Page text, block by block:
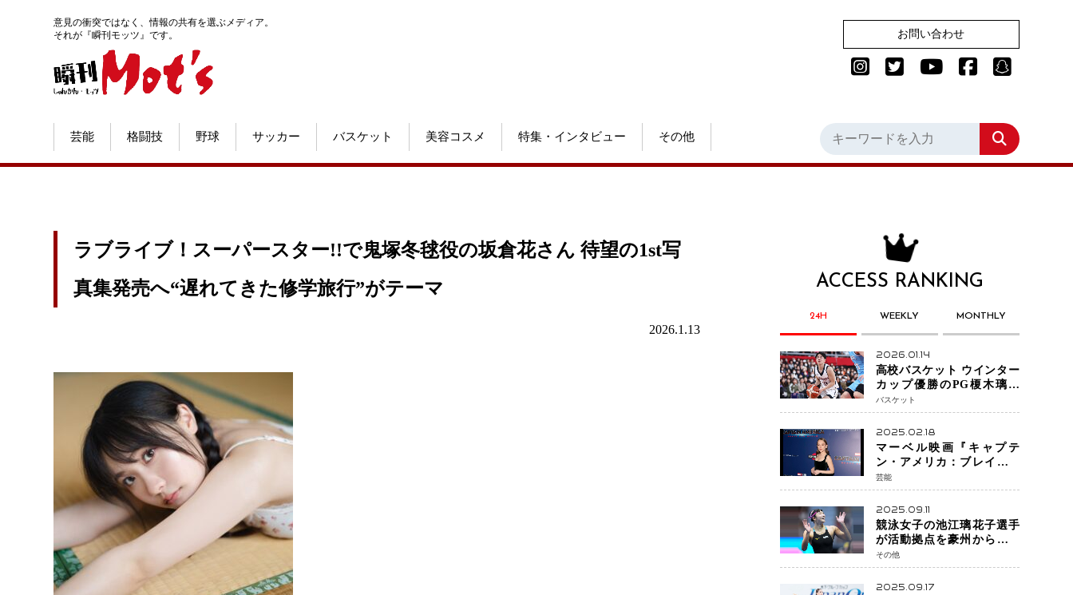
意見の衝突ではなく、情報の共有を選ぶメディア。
それが『瞬刊モッツ』です。
お問い合わせ
芸能 格闘技 野球 サッカー バスケット 美容コスメ 特集・インタビュー その他
ラブライブ！スーパースター!!で鬼塚冬毬役の坂倉花さん 待望の1st写
真集発売へ“遅れてきた修学旅行”がテーマ
2026.1.13
ACCESS RANKING
24H WEEKLY MONTHLY
2026.01.14
高校バスケット ウインター
カップ優勝のPG榎木璃旺
（えのき・りお）がプロの
現場へ―。
バスケット
2025.02.18
マーベル映画『キャプテ
ン・アメリカ：ブレイブ・
ニュー・ワールド』 新ブラ
ック・ウィドウ役のシラ・
ハースとは！？
芸能
2025.09.11
競泳女子の池江璃花子選手
が活動拠点を豪州から日本
へ！ 豪州での挑戦を糧に、
28年ロサンゼルス五輪へ再
始動
その他
2025.09.17